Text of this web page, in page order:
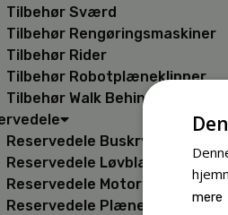
Tilbehør Sværd
Tilbehør Rengøringsmaskiner
Tilbehør Rider
Tilbehør Robotplæneklipper
Tilbehør Walk Behind
Reservedele Buskryddere
Reservedele Løvblæsere
Reservedele Motorsave
Reservedele Plæneklippere
mere